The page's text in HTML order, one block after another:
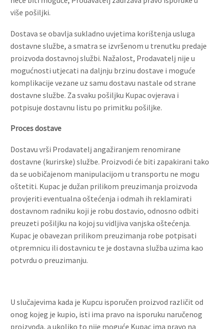
više pošiljki.
Dostava se obavlja sukladno uvjetima korištenja usluga
dostavne službe, a smatra se izvršenom u trenutku predaje
proizvoda dostavnoj službi. Nažalost, Prodavatelj nije u
mogućnosti utjecati na daljnju brzinu dostave i moguće
komplikacije vezane uz samu dostavu nastale od strane
dostavne službe. Za svaku pošiljku Kupac ovjerava i
potpisuje dostavnu listu po primitku pošiljke.
Proces dostave
Dostavu vrši Prodavatelj angažiranjem renomirane
dostavne (kurirske) službe. Proizvodi će biti zapakirani tako
da se uobičajenom manipulacijom u transportu ne mogu
oštetiti. Kupac je dužan prilikom preuzimanja proizvoda
provjeriti eventualna oštećenja i odmah ih reklamirati
dostavnom radniku koji je robu dostavio, odnosno odbiti
preuzeti pošiljku na kojoj su vidljiva vanjska oštećenja.
Kupac je obavezan prilikom preuzimanja robe potpisati
otpremnicu ili dostavnicu te je dostavna služba uzima kao
potvrdu o preuzimanju.
U slučajevima kada je Kupcu isporučen proizvod različit od
onog kojeg je kupio, isti ima pravo na isporuku naručenog
proizvoda, a ukoliko to nije moguće Kupac ima pravo na